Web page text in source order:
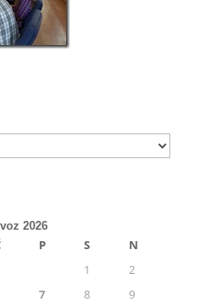
2026
P S
N
1
2
7 8
9